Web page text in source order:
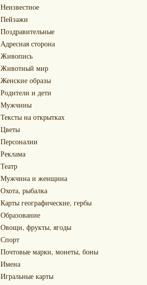
Неизвестное
Пейзажи
Поздравительные
Адресная сторона
Живопись
Животный мир
Женские образы
Родители и дети
Мужчины
Тексты на открытках
Цветы
Персоналии
Реклама
Театр
Мужчина и женщина
Охота, рыбалка
Карты географические, гербы
Образование
Овощи, фрукты, ягоды
Спорт
Почтовые марки, монеты, боны
Имена
Игральные карты